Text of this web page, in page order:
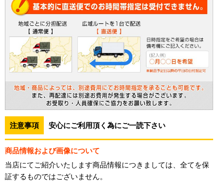
注意事項 安心にご利用頂く為にご一読下さい
商品情報および画像について
当店にてご紹介いたします商品情報につきましては、全てを保
証するものではございません。